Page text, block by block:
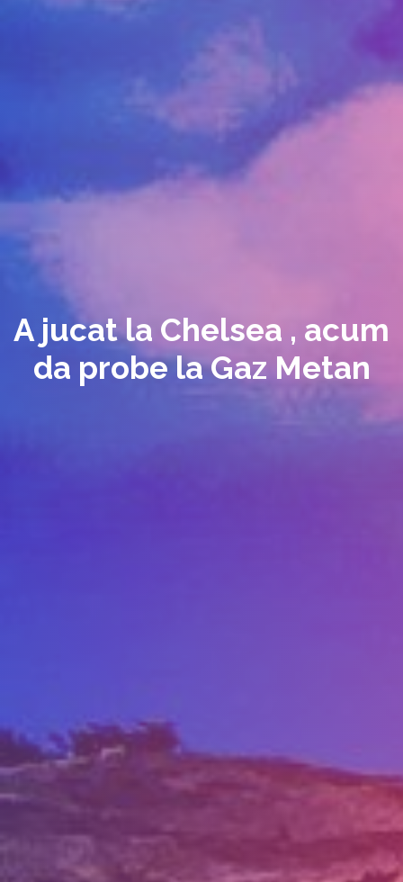
A jucat la Chelsea , acum
da probe la Gaz Metan